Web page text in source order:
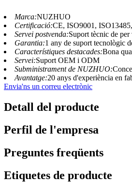
Marca:NUZHUO
Certificació:CE, ISO9001,
Servei postvenda:Suport tècnic de
Garantia:1 any de suport tecnològic
Característiques destacades:Bona
Servei:Suport OEM i ODM
Subministrament de NUZHUO:
Avantatge:20 anys d'experiència en
Envia'ns un correu electrònic
Detall del producte
Perfil de l'empresa
Preguntes freqüents
Etiquetes de producte